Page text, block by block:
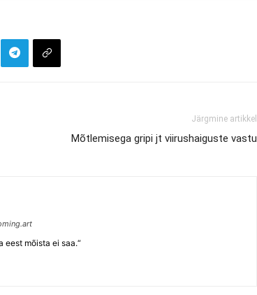
Järgmine artikkel
Mõtlemisega gripi jt viirushaiguste vastu
eest mõista ei saa.“